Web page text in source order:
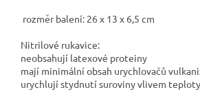
rozměr balení: 26 x 13 x 6,5 cm
Nitrilové rukavice:
neobsahují latexové proteiny
mají minimální obsah urychlovačů
urychlují stydnutí suroviny vlivem